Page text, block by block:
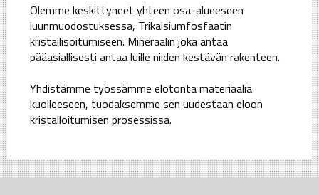
Olemme keskittyneet yhteen osa-alueeseen
luunmuodostuksessa, Trikalsiumfosfaatin
kristallisoitumiseen. Mineraalin joka antaa
pääasiallisesti antaa luille niiden kestävän rakenteen.
Yhdistämme työssämme elotonta materiaalia
kuolleeseen, tuodaksemme sen uudestaan eloon
kristalloitumisen prosessissa.